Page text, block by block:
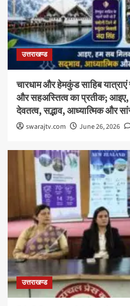
उत्तराखण्ड
चारधाम और हेमकुंड साहिब
और सहअस्तित्व का प्रतीक;
देवतत्व, सद्भाव, आध्यात्मिक और
swarajtv.com June 26, 2026
उत्तराखण्ड